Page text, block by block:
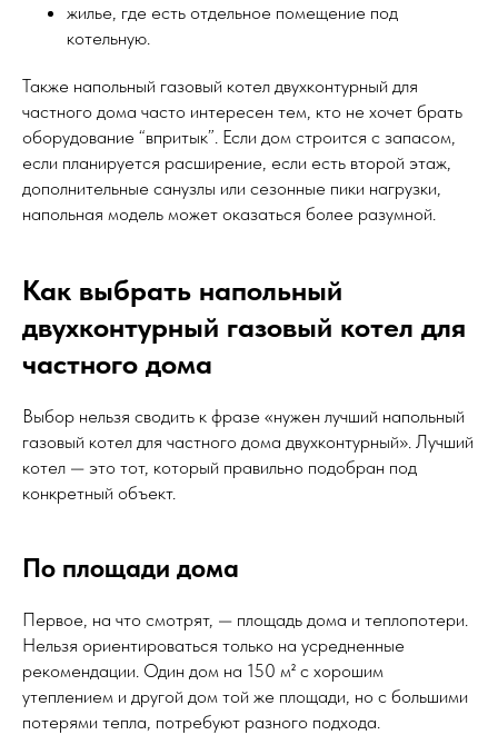
жилье, где есть отдельное помещение под
котельную.
Также напольный газовый котел двухконтурный для
частного дома часто интересен тем, кто не хочет брать
оборудование “впритык”. Если дом строится с запасом,
если планируется расширение, если есть второй этаж,
дополнительные санузлы или сезонные пики нагрузки,
напольная модель может оказаться более разумной.
Как выбрать напольный
двухконтурный газовый котел для
частного дома
Выбор нельзя сводить к фразе «нужен лучший напольный
газовый котел для частного дома двухконтурный». Лучший
котел — это тот, который правильно подобран под
конкретный объект.
По площади дома
Первое, на что смотрят, — площадь дома и теплопотери.
Нельзя ориентироваться только на усредненные
рекомендации. Один дом на 150 м² с хорошим
утеплением и другой дом той же площади, но с большими
потерями тепла, потребуют разного подхода.